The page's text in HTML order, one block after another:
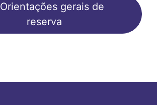
Orientações gerais de
reserva